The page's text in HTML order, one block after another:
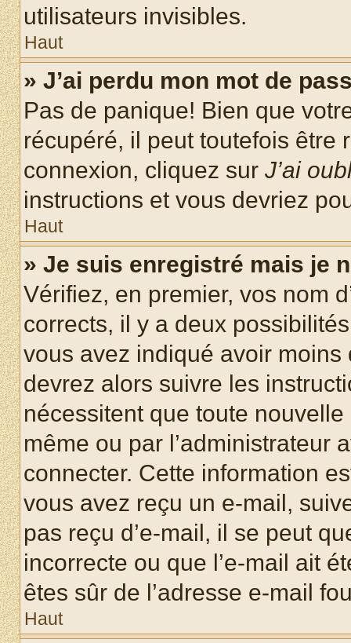
utilisateurs invisibles.
Haut
» J’ai perdu mon mot de
Pas de panique! Bien que
récupéré, il peut toutefois être
connexion, cliquez sur J’ai
instructions et vous devriez
Haut
» Je suis enregistré mais je
Vérifiez, en premier, vos nom
corrects, il y a deux
vous avez indiqué avoir moins
devrez alors suivre les
nécessitent que toute
même ou par l’administrateur
connecter. Cette information
vous avez reçu un e-mail,
pas reçu d’e-mail, il se peut
incorrecte ou que l’e-mail ait
êtes sûr de l’adresse e-mail
Haut